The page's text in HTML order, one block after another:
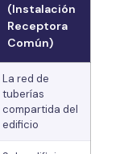
(Instalación
Receptora
Común)
La red de
tuberías
compartida del
edificio